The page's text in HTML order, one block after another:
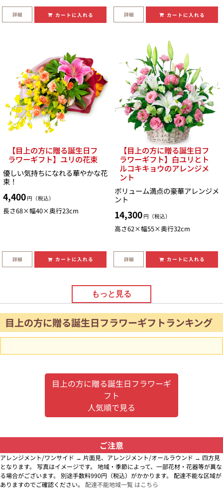
詳細 カートに入れる 詳細 カートに入れる
【目上の方に贈る誕生日フ
ラワーギフト】ユリの花束
優しい気持ちになれる華やかな花
束！
4,400 円（税込）
長さ68×幅40×奥行23cm
詳細 カートに入れる
【目上の方に贈る誕生日フ
ラワーギフト】白ユリとト
ルコキキョウのアレンジメ
ント
ボリューム満点の豪華アレンジメ
ント
14,300 円（税込）
高さ62×幅55×奥行32cm
詳細 カートに入れる
もっと見る
目上の方に贈る誕生日フラワーギフトランキング
目上の方に贈る誕生日フラワーギ
フト
人気順で見る
ご注意
アレンジメント/ワンサイド → 片面見、アレンジメント/オールラウンド → 四方見
となります。 写真はイメージです。 地域・季節によって、一部花材・花器等が異な
る場合がございます。 別途手数料990円（税込）がかかります。 配達不能な区域が
ありますのでご確認ください。 配達不能地域一覧 はこちら